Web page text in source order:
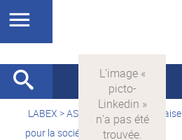
LABEX >ASLAN > Version française
pour la société
On parle de nous